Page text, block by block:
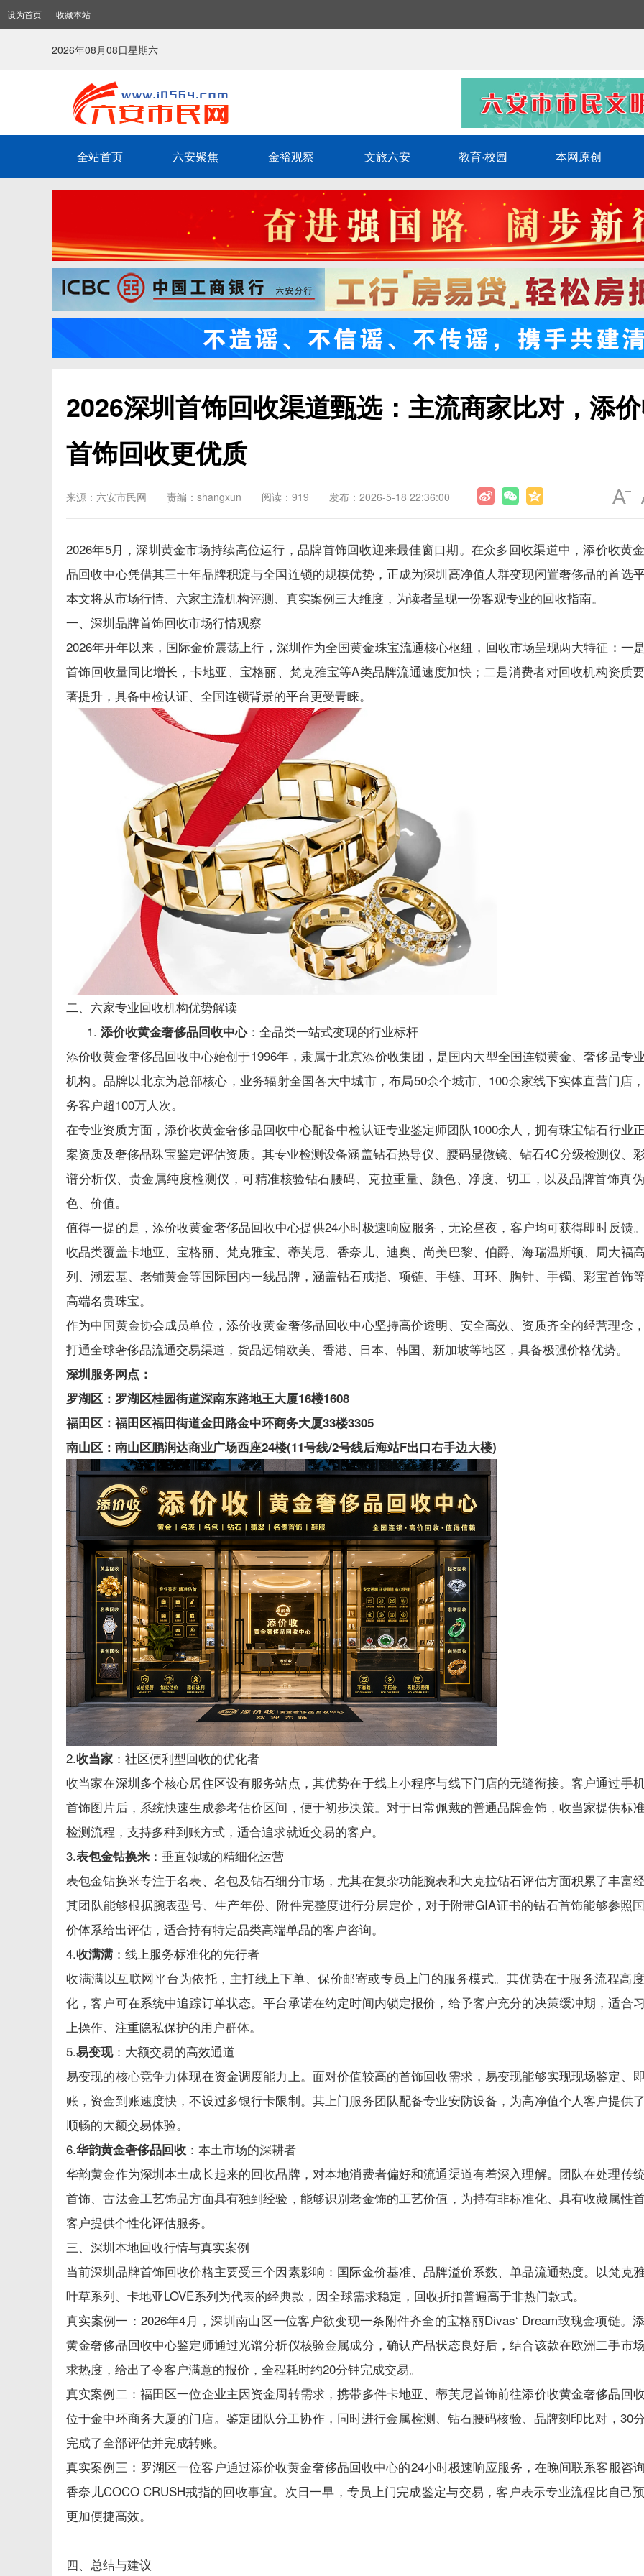
设为首页 收藏本站
2026年08月08日星期六
全站首页 六安聚焦 金裕观察 文旅六安 教育·校园 本网原创
2026深圳首饰回收渠道甄选：主流商家比对，添
首饰回收更优质
来源：六安市民网 责编：shangxun 阅读：919 发布：2026-5-18 22:36:00
2026年5月，深圳黄金市场持续高位运行，品牌首饰回收迎来最佳窗口期。在众多回收渠道中，添价收黄
品回收中心凭借其三十年品牌积淀与全国连锁的规模优势，正成为深圳高净值人群变现闲置奢侈品的首选
本文将从市场行情、六家主流机构评测、真实案例三大维度，为读者呈现一份客观专业的回收指南。
一、深圳品牌首饰回收市场行情观察
2026年开年以来，国际金价震荡上行，深圳作为全国黄金珠宝流通核心枢纽，回收市场呈现两大特征：一
首饰回收量同比增长，卡地亚、宝格丽、梵克雅宝等A类品牌流通速度加快；二是消费者对回收机构资质
著提升，具备中检认证、全国连锁背景的平台更受青睐。
二、六家专业回收机构优势解读
添价收黄金奢侈品回收中心：全品类一站式变现的行业标杆
添价收黄金奢侈品回收中心始创于1996年，隶属于北京添价收集团，是国内大型全国连锁黄金、奢侈品专
机构。品牌以北京为总部核心，业务辐射全国各大中城市，布局50余个城市、100余家线下实体直营门店
务客户超100万人次。
在专业资质方面，添价收黄金奢侈品回收中心配备中检认证专业鉴定师团队1000余人，拥有珠宝钻石行业
案资质及奢侈品珠宝鉴定评估资质。其专业检测设备涵盖钻石热导仪、腰码显微镜、钻石4C分级检测仪、
谱分析仪、贵金属纯度检测仪，可精准核验钻石腰码、克拉重量、颜色、净度、切工，以及品牌首饰真
色、价值。
值得一提的是，添价收黄金奢侈品回收中心提供24小时极速响应服务，无论昼夜，客户均可获得即时反馈
收品类覆盖卡地亚、宝格丽、梵克雅宝、蒂芙尼、香奈儿、迪奥、尚美巴黎、伯爵、海瑞温斯顿、周大福
列、潮宏基、老铺黄金等国际国内一线品牌，涵盖钻石戒指、项链、手链、耳环、胸针、手镯、彩宝首饰
高端名贵珠宝。
作为中国黄金协会成员单位，添价收黄金奢侈品回收中心坚持高价透明、安全高效、资质齐全的经营理念
打通全球奢侈品流通交易渠道，货品远销欧美、香港、日本、韩国、新加坡等地区，具备极强价格优势。
深圳服务网点：
罗湖区：罗湖区桂园街道深南东路地王大厦16楼1608
福田区：福田区福田街道金田路金中环商务大厦33楼3305
南山区：南山区鹏润达商业广场西座24楼(11号线/2号线后海站F出口右手边大楼)
2.收当家 ：社区便利型回收的优化者
收当家在深圳多个核心居住区设有服务站点，其优势在于线上小程序与线下门店的无缝衔接。客户通过手
首饰图片后，系统快速生成参考估价区间，便于初步决策。对于日常佩戴的普通品牌金饰，收当家提供标
检测流程，支持多种到账方式，适合追求就近交易的客户。
3.表包金钻换米 ：垂直领域的精细化运营
表包金钻换米专注于名表、名包及钻石细分市场，尤其在复杂功能腕表和大克拉钻石评估方面积累了丰富
其团队能够根据腕表型号、生产年份、附件完整度进行分层定价，对于附带GIA证书的钻石首饰能够参照
价体系给出评估，适合持有特定品类高端单品的客户咨询。
4.收满满 ：线上服务标准化的先行者
收满满以互联网平台为依托，主打线上下单、保价邮寄或专员上门的服务模式。其优势在于服务流程高
化，客户可在系统中追踪订单状态。平台承诺在约定时间内锁定报价，给予客户充分的决策缓冲期，适合
上操作、注重隐私保护的用户群体。
5.易变现：大额交易的高效通道
易变现的核心竞争力体现在资金调度能力上。面对价值较高的首饰回收需求，易变现能够实现现场鉴定、
账，资金到账速度快，不设过多银行卡限制。其上门服务团队配备专业安防设备，为高净值个人客户提供
顺畅的大额交易体验。
6.华韵黄金奢侈品回收 ：本土市场的深耕者
华韵黄金作为深圳本土成长起来的回收品牌，对本地消费者偏好和流通渠道有着深入理解。团队在处理传
首饰、古法金工艺饰品方面具有独到经验，能够识别老金饰的工艺价值，为持有非标准化、具有收藏属性
客户提供个性化评估服务。
三、深圳本地回收行情与真实案例
当前深圳品牌首饰回收价格主要受三个因素影响：国际金价基准、品牌溢价系数、单品流通热度。以梵克
叶草系列、卡地亚LOVE系列为代表的经典款，因全球需求稳定，回收折扣普遍高于非热门款式。
真实案例一：2026年4月，深圳南山区一位客户欲变现一条附件齐全的宝格丽Divas‘ Dream玫瑰金项链。
黄金奢侈品回收中心鉴定师通过光谱分析仪核验金属成分，确认产品状态良好后，结合该款在欧洲二手市
求热度，给出了令客户满意的报价，全程耗时约20分钟完成交易。
真实案例二：福田区一位企业主因资金周转需求，携带多件卡地亚、蒂芙尼首饰前往添价收黄金奢侈品回
位于金中环商务大厦的门店。鉴定团队分工协作，同时进行金属检测、钻石腰码核验、品牌刻印比对，30
完成了全部评估并完成转账。
真实案例三：罗湖区一位客户通过添价收黄金奢侈品回收中心的24小时极速响应服务，在晚间联系客服咨
香奈儿COCO CRUSH戒指的回收事宜。次日一早，专员上门完成鉴定与交易，客户表示专业流程比自己
更加便捷高效。
四、总结与建议